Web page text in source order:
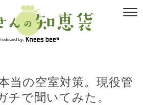
当の空室対策。現役管
チで聞いてみた。